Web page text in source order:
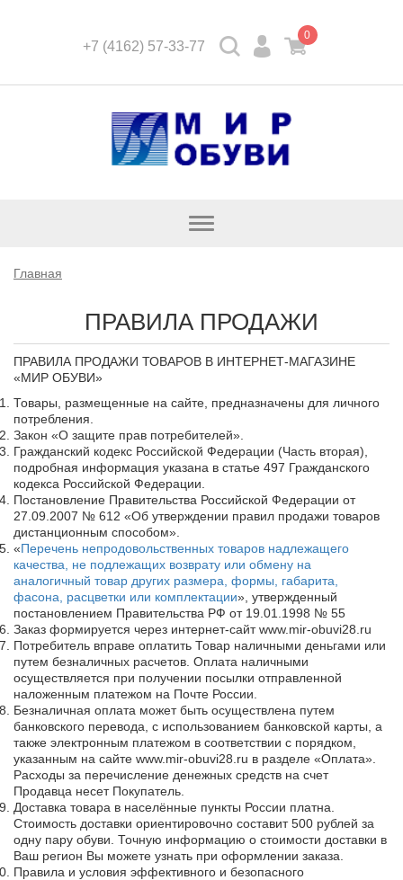
+7 (4162) 57-33-77
0
Открыть
Главная
ПРАВИЛА ПРОДАЖИ
ПРАВИЛА ПРОДАЖИ ТОВАРОВ В ИНТЕРНЕТ-МАГАЗИНЕ
«МИР ОБУВИ»
Товары, размещенные на сайте, предназначены для личного
потребления.
Закон «О защите прав потребителей».
Гражданский кодекс Российской Федерации (Часть вторая),
подробная информация указана в статье 497 Гражданского
кодекса Российской Федерации.
Постановление Правительства Российской Федерации от
27.09.2007 № 612 «Об утверждении правил продажи товаров
дистанционным способом».
«Перечень непродовольственных товаров надлежащего
качества, не подлежащих возврату или обмену на
аналогичный товар других размера, формы, габарита,
фасона, расцветки или комплектации», утвержденный
постановлением Правительства РФ от 19.01.1998 № 55
Заказ формируется через интернет-сайт www.mir-obuvi28.ru
Потребитель вправе оплатить Товар наличными деньгами или
путем безналичных расчетов. Оплата наличными
осуществляется при получении посылки отправленной
наложенным платежом на Почте России.
Безналичная оплата может быть осуществлена путем
банковского перевода, с использованием банковской карты, а
также электронным платежом в соответствии с порядком,
указанным на сайте www.mir-obuvi28.ru в разделе «Оплата».
Расходы за перечисление денежных средств на счет
Продавца несет Покупатель.
Доставка товара в населённые пункты России платна.
Стоимость доставки ориентировочно составит 500 рублей за
одну пару обуви. Точную информацию о стоимости доставки в
Ваш регион Вы можете узнать при оформлении заказа.
Правила и условия эффективного и безопасного